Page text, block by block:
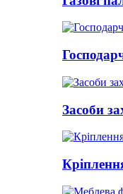
Засоби